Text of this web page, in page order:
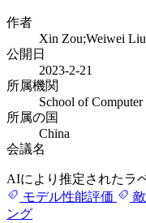
作者
Xin Zou;Weiwei Liu
公開日
2023-2-21
所属機関
School of
所属の国
China
会議名
AIにより推定されたラ
モデル性能評価
ング